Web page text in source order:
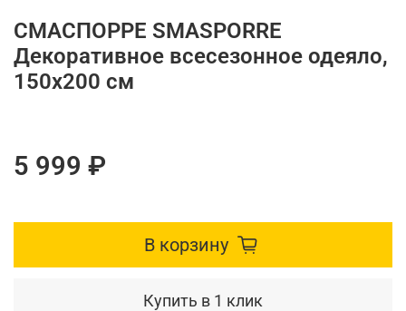
СМАСПОРРЕ SMASPORRE
Декоративное всесезонное одеяло,
150x200 см
5 999 ₽
В корзину
Купить в 1 клик